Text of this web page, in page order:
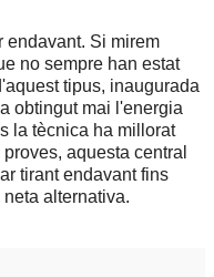
endavant. Si mirem
no sempre han estat
tipus, inaugurada
obtingut mai l'energia
la tècnica ha millorat
aquesta central
tirant endavant fins
alternativa.